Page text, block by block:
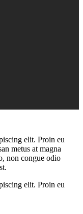
elit. Proin eu
metus at magna
non congue odio
elit. Proin eu